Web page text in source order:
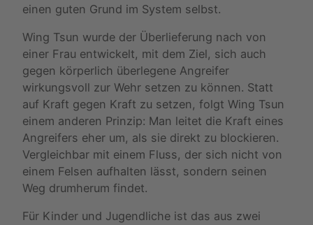
einen guten Grund im System selbst.
Wing Tsun wurde der Überlieferung nach von
einer Frau entwickelt, mit dem Ziel, sich auch
gegen körperlich überlegene Angreifer
wirkungsvoll zur Wehr setzen zu können. Statt
auf Kraft gegen Kraft zu setzen, folgt Wing Tsun
einem anderen Prinzip: Man leitet die Kraft eines
Angreifers eher um, als sie direkt zu blockieren.
Vergleichbar mit einem Fluss, der sich nicht von
einem Felsen aufhalten lässt, sondern seinen
Weg drumherum findet.
Für Kinder und Jugendliche ist das aus zwei